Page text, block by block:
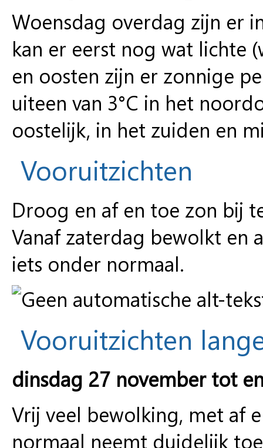
Woensdag overdag zijn er
kan er eerst nog wat lichte
en oosten zijn er zonnige
uiteen van 3°C in het
oostelijk, in het zuiden en
Vooruitzichten
Droog en af en toe zon bij
Vanaf zaterdag bewolkt en
iets onder normaal.
Vooruitzichten
dinsdag 27 november tot
Vrij veel bewolking, met af
normaal neemt duidelijk